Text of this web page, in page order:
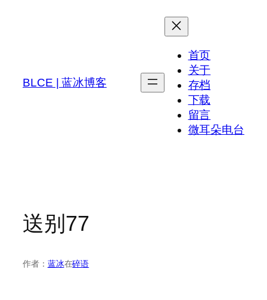
BLCE | 蓝冰博客
首页
关于
存档
下载
留言
微耳朵电台
送别77
作者： 蓝冰在碎语